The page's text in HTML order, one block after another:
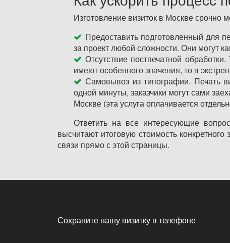
Изготовление визиток в Москве срочно
Предоставить подготовленный для
за проект любой сложности. Они могут
Отсутствие постпечатной
имеют особенного значения, то в
Самовывоз из типографии. Печать
одной минуты, заказчики могут сами
Москве (эта услуга оплачивается
Ответить на все интересующие
высчитают итоговую стоимость
связи прямо с этой страницы.
Сохраните нашу визитку в телефоне